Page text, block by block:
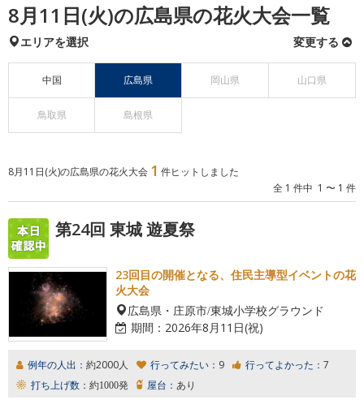
8月11日(火)の広島県の花火大会一覧
エリアを選択 変更する
中国 広島県 岡山県 山口県
鳥取県 島根県
8月11日(火)の広島県の花火大会 1 件ヒットしました
全 1 件中 1 〜 1 件
第24回 東城 遊夏祭
23回目の開催となる、住民主導型イベントの花
火大会
広島県・庄原市/東城小学校グラウンド
期間： 2026年8月11日(祝)
例年の人出： 約2000人 行ってみたい： 9 行ってよかった： 7
打ち上げ数： 約1000発 屋台： あり